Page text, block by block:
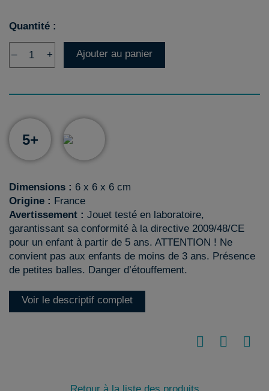
Quantité :
– + Ajouter au panier
5+
Dimensions : 6 x 6 x 6 cm
Origine : France
Avertissement : Jouet testé en laboratoire,
garantissant sa conformité à la directive 2009/48/CE
pour un enfant à partir de 5 ans. ATTENTION ! Ne
convient pas aux enfants de moins de 3 ans. Présence
de petites balles. Danger d’étouffement.
Voir le descriptif complet